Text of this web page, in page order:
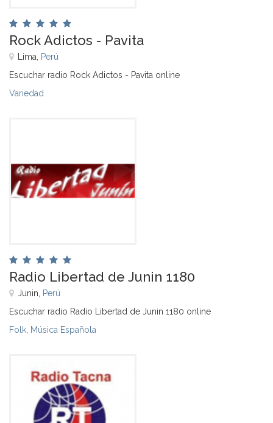
Rock Adictos - Pavita
Lima, Perú
Escuchar radio Rock Adictos - Pavita online
Variedad
Radio Libertad de Junin 1180
Junin, Perú
Escuchar radio Radio Libertad de Junin 1180 online
Folk Música Española